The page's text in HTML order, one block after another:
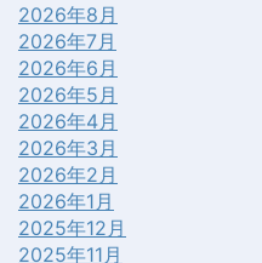
2026年8月
2026年7月
2026年6月
2026年5月
2026年4月
2026年3月
2026年2月
2026年1月
2025年12月
2025年11月